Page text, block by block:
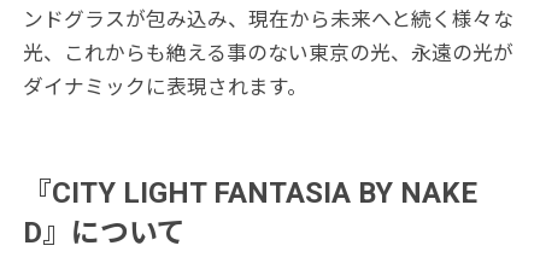
ンドグラスが包み込み、現在から未来へと続く様々な
光、これからも絶える事のない東京の光、永遠の光が
ダイナミックに表現されます。
『CITY LIGHT FANTASIA BY NAKE
D』について